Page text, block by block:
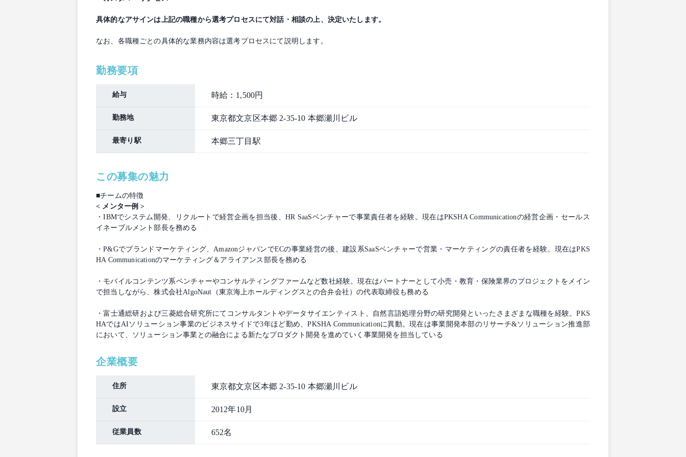
具体的なアサインは上記の職種から選考プロセスにて対話・相談の上、決定いたします。
なお、各職種ごとの具体的な業務内容は選考プロセスにて説明します。
勤務要項
給与 時給：1,500円
勤務地 東京都文京区本郷 2-35-10 本郷瀬川ビル
最寄り駅 本郷三丁目駅
この募集の魅力
■チームの特徴
< メンター例 >
・IBMでシステム開発、リクルートで経営企画を担当後、HR SaaSベンチャーで事業責任者を経験。現在はPKSHA Communicationの経営企画・セールス
イネーブルメント部長を務める
・P&Gでブランドマーケティング、AmazonジャパンでECの事業経営の後、建設系SaaSベンチャーで営業・マーケティングの責任者を経験。現在はPKS
HA Communicationのマーケティング＆アライアンス部長を務める
・モバイルコンテンツ系ベンチャーやコンサルティングファームなど数社経験。現在はパートナーとして小売・教育・保険業界のプロジェクトをメイン
で担当しながら、株式会社AlgoNaut（東京海上ホールディングスとの合弁会社）の代表取締役も務める
・富士通総研および三菱総合研究所にてコンサルタントやデータサイエンティスト、自然言語処理分野の研究開発といったさまざまな職種を経験。PKS
HAではAIソリューション事業のビジネスサイドで3年ほど勤め、PKSHA Communicationに異動。現在は事業開発本部のリサーチ&ソリューション推進部
において、ソリューション事業との融合による新たなプロダクト開発を進めていく事業開発を担当している
企業概要
住所 東京都文京区本郷 2-35-10 本郷瀬川ビル
設立 2012年10月
従業員数 652名